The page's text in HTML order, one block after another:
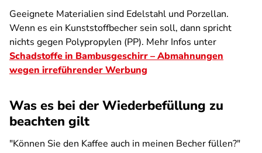
Geeignete Materialien sind Edelstahl und Porzellan.
Wenn es ein Kunststoffbecher sein soll, dann spricht
nichts gegen Polypropylen (PP). Mehr Infos unter
Schadstoffe in Bambusgeschirr – Abmahnungen
wegen irreführender Werbung
Was es bei der Wiederbefüllung zu
beachten gilt
"Können Sie den Kaffee auch in meinen Becher füllen?"